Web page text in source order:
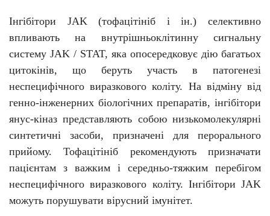
Інгібітори JAK (тофацітініб і ін.) селективно
впливають на внутрішньоклітинну сигнальну
систему JAK / STAT, яка опосередковує дію багатьох
цитокінів, що беруть участь в патогенезі
неспецифічного виразкового коліту. На відміну від
генно-інженерних біологічних препаратів, інгібітори
янус-кіназ представляють собою низькомолекулярні
синтетичні засоби, призначені для перорального
прийому.Тофацітініб рекомендують призначати
пацієнтам з важким і середньо-тяжким перебігом
неспецифічного виразкового коліту. Інгібітори JAK
можуть порушувати вірусний імунітет.